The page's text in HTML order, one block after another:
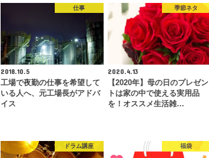
仕事
2018.10.5
工場で夜勤の仕事を希望して
いる人へ、元工場長がアドバ
イス
季節ネタ
2020.4.13
【2020年】母の日のプレゼン
トは家の中で使える実用品
を！オススメ生活雑…
ドラム講座 福袋